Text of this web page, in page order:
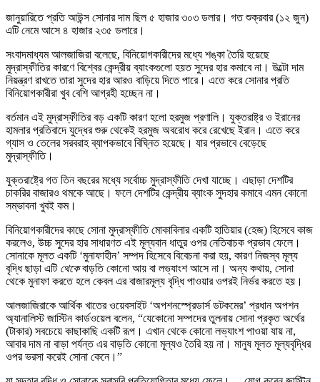
জানুয়ারিতে প্রতি আউন্স সোনার দাম ছিল ৫ হাজার ৩০৩ ডলার। গত শুক্রবার (১২ জুন)
এটি নেমে আসে ৪ হাজার ২৩৫ ডলারে।
সংবাদমাধ্যম আলজাজিরা বলেছে, বিনিয়োগকারীদের মধ্যে শঙ্কা তৈরি হয়েছে
মুদ্রাস্ফীতির কারণে বিশ্বের কেন্দ্রীয় ব্যাংকগুলো হয়ত সুদের হার কমাবে না। উল্টো দাম
নিয়ন্ত্রণ রাখতে তারা সুদের হার আরও বাড়িয়ে দিতে পারে। এতে করে সোনার প্রতি
বিনিয়োগকারীরা খুব বেশি আগ্রহী হচ্ছেন না।
বর্তমান এই মুদ্রাস্ফীতির বড় একটি কারণ হলো হরমুজ প্রণালি। যুক্তরাষ্ট্র ও ইরানের
হামলার প্রতিবাদে যুদ্ধের শুরু থেকেই হরমুজ অবরোধ করে রেখেছে ইরান। এতে করে
গ্যাস ও তেলের সরবরাহ ব্যাপকভাবে বিঘ্নিত হয়েছে। যার প্রভাবে বেড়েছে
মুদ্রাস্ফীতি।
যুক্তরাষ্ট্রে গত তিন বছরের মধ্যে সর্বোচ্চ মুদ্রাস্ফীতি দেখা যাচ্ছে। এছাড়া দেশটির
চাকরির বাজারও থমকে আছে। ফলে দেশটির কেন্দ্রীয় ব্যাংক সুদহার কমাবে এমন কোনো
সম্ভাবনা খুবই কম।
বিনিয়োগকারীদের কাছে সোনা মুদ্রাস্ফীতি মোকাবিলার একটি হাতিয়ার (হেজ) হিসেবে কাজ
করলেও, উচ্চ সুদের হার সাধারণত এই মূল্যবান ধাতুর ওপর নেতিবাচক প্রভাব ফেলে।
সোনাকে মূলত একটি ‘মুনাফাহীন’ সম্পদ হিসেবে বিবেচনা করা হয়, কারণ নিজস্ব মূল্য
বৃদ্ধি ছাড়া এটি থেকেবাড়তি কোনো আয় বা লভ্যাংশ আসে না। অন্য কথায়, সোনা
থেকে মুনাফা করতে হলে কেবল এর বাজারমূল্য বৃদ্ধি পাওয়ার ওপরই নির্ভর করতে হয়।
আলজাজিরাকে আর্থিক খাতের ওয়েবসাইট ‘অপশনস্প্রেডার্স ডটকমের’ প্রধান অপশন
অ্যানালিস্ট জাস্টিন কার্ডওয়েল বলেন, “যেকোনো সম্পদের তুলনায় সোনা প্রকৃত অর্থের
(টাকার) সবচেয়ে কাছাকাছি একটি রূপ। এখান থেকে কোনো লভ্যাংশ পাওয়া যায় না,
আবার দাম না বাড়া পর্যন্ত এর বাড়তি কোনো মূল্যও তৈরি হয় না। মানুষ মূলত মূল্যবৃদ্ধির
ওপর ভরসা করেই সোনা কেনে।”